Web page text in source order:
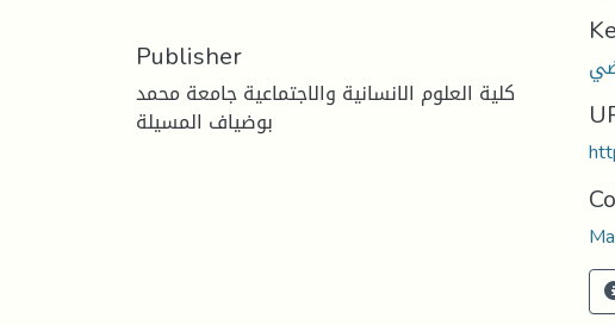
Publisher
كلية العلوم الانسانية والاجتماعية جامعة محمد
بوضياف المسيلة